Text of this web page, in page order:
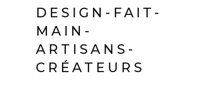
DESIGN-FAIT-
MAIN-
ARTISANS-
CRÉATEURS